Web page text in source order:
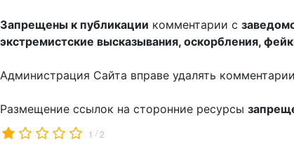
Запрещены к публикации комментарии с
экстремистские высказывания, оскорбления,
Администрация Сайта вправе удалять
Размещение ссылок на сторонние ресурсы
1 /2